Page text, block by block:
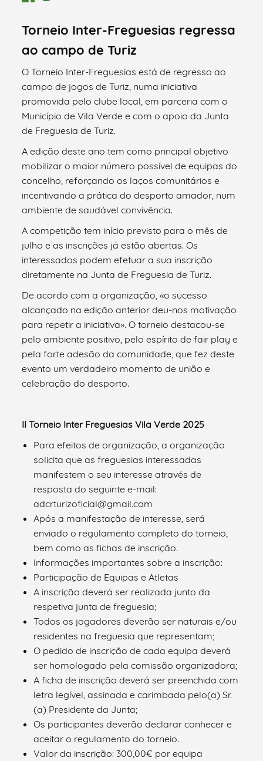
Torneio Inter-Freguesias regressa
ao campo de Turiz
O Torneio Inter-Freguesias está de regresso ao
campo de jogos de Turiz, numa iniciativa
promovida pelo clube local, em parceria com o
Município de Vila Verde e com o apoio da Junta
de Freguesia de Turiz.
A edição deste ano tem como principal objetivo
mobilizar o maior número possível de equipas do
concelho, reforçando os laços comunitários e
incentivando a prática do desporto amador, num
ambiente de saudável convivência.
A competição tem início previsto para o mês de
julho e as inscrições já estão abertas. Os
interessados podem efetuar a sua inscrição
diretamente na Junta de Freguesia de Turiz.
De acordo com a organização, «o sucesso
alcançado na edição anterior deu-nos motivação
para repetir a iniciativa». O torneio destacou-se
pelo ambiente positivo, pelo espírito de fair play e
pela forte adesão da comunidade, que fez deste
evento um verdadeiro momento de união e
celebração do desporto.
II Torneio Inter Freguesias Vila Verde 2025
Para efeitos de organização, a organização
solicita que as freguesias interessadas
manifestem o seu interesse através de
resposta do seguinte e-mail:
adcrturizoficial@gmail.com
Após a manifestação de interesse, será
enviado o regulamento completo do torneio,
bem como as fichas de inscrição.
Informações importantes sobre a inscrição:
Participação de Equipas e Atletas
A inscrição deverá ser realizada junto da
respetiva junta de freguesia;
Todos os jogadores deverão ser naturais e/ou
residentes na freguesia que representam;
O pedido de inscrição de cada equipa deverá
ser homologado pela comissão organizadora;
A ficha de inscrição deverá ser preenchida com
letra legível, assinada e carimbada pelo(a) Sr.
(a) Presidente da Junta;
Os participantes deverão declarar conhecer e
aceitar o regulamento do torneio.
Valor da inscrição: 300,00€ por equipa